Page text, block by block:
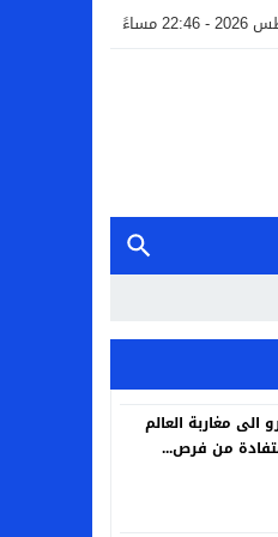
الى مغاربة العالم
من فرص...